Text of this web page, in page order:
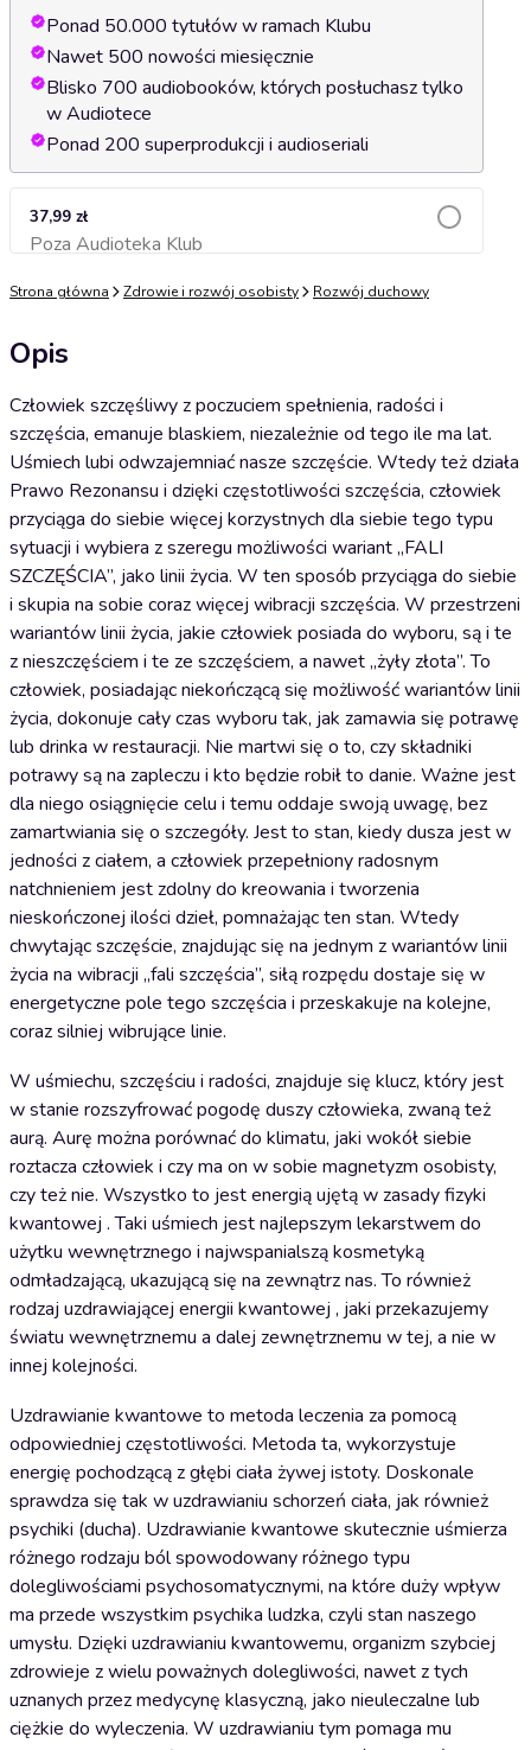
Ponad 50.000 tytułów w ramach Klubu
Nawet 500 nowości miesięcznie
Blisko 700 audiobooków, których posłuchasz tylko
w Audiotece
Ponad 200 superprodukcji i audioseriali
37,99 zł
Poza Audioteka KlubDodaj do koszyka
Strona główna Zdrowie i rozwój osobisty Rozwój duchowy
Opis
Człowiek szczęśliwy z poczuciem spełnienia, radości i
szczęścia, emanuje blaskiem, niezależnie od tego ile ma lat.
Uśmiech lubi odwzajemniać nasze szczęście. Wtedy też działa
Prawo Rezonansu i dzięki częstotliwości szczęścia, człowiek
przyciąga do siebie więcej korzystnych dla siebie tego typu
sytuacji i wybiera z szeregu możliwości wariant „FALI
SZCZĘŚCIA”, jako linii życia. W ten sposób przyciąga do siebie
i skupia na sobie coraz więcej wibracji szczęścia. W przestrzeni
wariantów linii życia, jakie człowiek posiada do wyboru, są i te
z nieszczęściem i te ze szczęściem, a nawet „żyły złota”. To
człowiek, posiadając niekończącą się możliwość wariantów linii
życia, dokonuje cały czas wyboru tak, jak zamawia się potrawę
lub drinka w restauracji. Nie martwi się o to, czy składniki
potrawy są na zapleczu i kto będzie robił to danie. Ważne jest
dla niego osiągnięcie celu i temu oddaje swoją uwagę, bez
zamartwiania się o szczegóły. Jest to stan, kiedy dusza jest w
jedności z ciałem, a człowiek przepełniony radosnym
natchnieniem jest zdolny do kreowania i tworzenia
nieskończonej ilości dzieł, pomnażając ten stan. Wtedy
chwytając szczęście, znajdując się na jednym z wariantów linii
życia na wibracji „fali szczęścia”, siłą rozpędu dostaje się w
energetyczne pole tego szczęścia i przeskakuje na kolejne,
coraz silniej wibrujące linie.
W uśmiechu, szczęściu i radości, znajduje się klucz, który jest
w stanie rozszyfrować pogodę duszy człowieka, zwaną też
aurą. Aurę można porównać do klimatu, jaki wokół siebie
roztacza człowiek i czy ma on w sobie magnetyzm osobisty,
czy też nie. Wszystko to jest energią ujętą w zasady fizyki
kwantowej . Taki uśmiech jest najlepszym lekarstwem do
użytku wewnętrznego i najwspanialszą kosmetyką
odmładzającą, ukazującą się na zewnątrz nas. To również
rodzaj uzdrawiającej energii kwantowej , jaki przekazujemy
światu wewnętrznemu a dalej zewnętrznemu w tej, a nie w
innej kolejności.
Uzdrawianie kwantowe to metoda leczenia za pomocą
odpowiedniej częstotliwości. Metoda ta, wykorzystuje
energię pochodzącą z głębi ciała żywej istoty. Doskonale
sprawdza się tak w uzdrawianiu schorzeń ciała, jak również
psychiki (ducha). Uzdrawianie kwantowe skutecznie uśmierza
różnego rodzaju ból spowodowany różnego typu
dolegliwościami psychosomatycznymi, na które duży wpływ
ma przede wszystkim psychika ludzka, czyli stan naszego
umysłu. Dzięki uzdrawianiu kwantowemu, organizm szybciej
zdrowieje z wielu poważnych dolegliwości, nawet z tych
uznanych przez medycynę klasyczną, jako nieuleczalne lub
ciężkie do wyleczenia. W uzdrawianiu tym pomaga mu